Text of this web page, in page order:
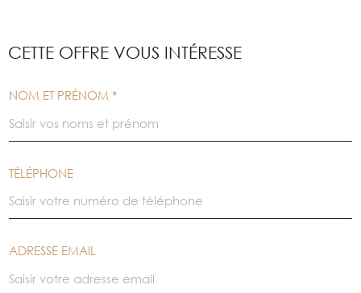
CETTE OFFRE VOUS INTÉRESSE
NOM ET PRÉNOM *
TÉLÉPHONE
ADRESSE EMAIL